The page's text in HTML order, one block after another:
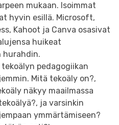
mukaan. Isoimmat
hyvin esillä. Microsoft,
Kahoot ja Canva osasivat
huikeat
hurahdin.
pedagogiikan
Mitä tekoäly on?,
näkyy maailmassa
ja varsinkin
ymmärtämiseen?